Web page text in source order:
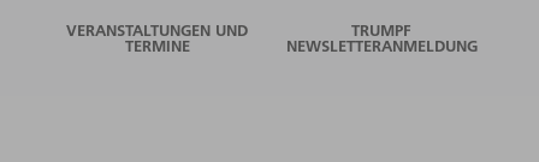
VERANSTALTUNGEN UND
TERMINE
TRUMPF
NEWSLETTERANMELDUNG